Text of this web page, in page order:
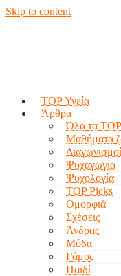
Skip to content
TOP Υγεία
Άρθρα
Όλα τα
Μαθήματα
Διαγωνισμοί
Ψυχαγωγία
Ψυχολογία
TOP Picks
Ομορφιά
Σχέσεις
Άνδρας
Μόδα
Γάμος
Παιδί